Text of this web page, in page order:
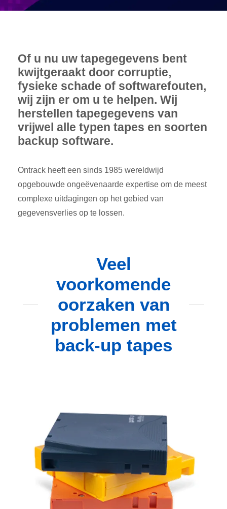
Of u nu uw tapegegevens bent
kwijtgeraakt door corruptie,
fysieke schade of softwarefouten,
wij zijn er om u te helpen. Wij
herstellen tapegegevens van
vrijwel alle typen tapes en soorten
backup software.
Ontrack heeft een sinds 1985 wereldwijd
opgebouwde ongeëvenaarde expertise om de meest
complexe uitdagingen op het gebied van
gegevensverlies op te lossen.
Veel
voorkomende
oorzaken van
problemen met
back-up tapes